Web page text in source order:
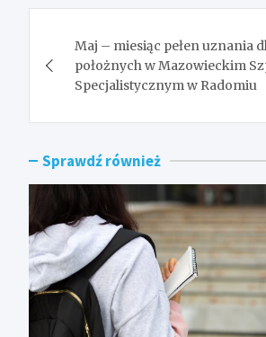
wpisu
Maj – miesiąc pełen uznania
położnych w Mazowieckim
Specjalistycznym w Radomiu
Sprawdź również